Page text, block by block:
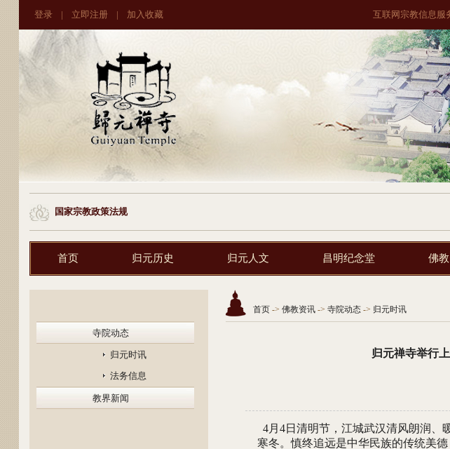
登录 | 立即注册 | 加入收藏 互联网宗教信息服
国家宗教政策法规
首页 归元历史 归元人文 昌明纪念堂 佛
寺院动态
归元时讯
法务信息
教界新闻
首页 -> 佛教资讯 -> 寺院动态 -> 归元时讯
归元禅寺举行
4月4日清明节，江城武汉清风朗润、
寒冬。慎终追远是中华民族的传统美